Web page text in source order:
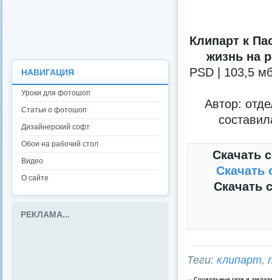
Клипарт к
жизнь на
PSD | 103,5
Автор:
Скачать
Скачать
Скачать
Теги: клипарт,
НАВИГАЦИЯ
Уроки для фотошоп
Статьи о фотошоп
Дизайнерский софт
Обои на рабочий стол
Видео
О сайте
РЕКЛАМА...